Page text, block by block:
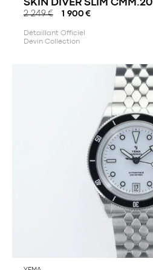
SKIN DIVER SLIM
2 249€ 1 900 €
Détaillant Officiel
Devin Collection